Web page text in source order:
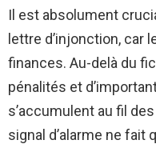
Il est absolument
lettre d’injonction, car
finances. Au-delà du
pénalités et
s’accumulent au fil
signal d’alarme ne fait